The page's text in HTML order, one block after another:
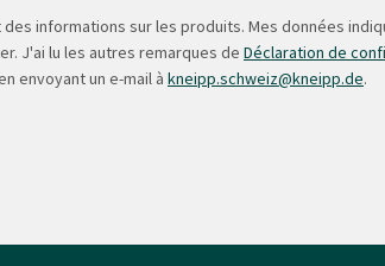
informations sur les produits. Mes données
J'ai lu les autres remarques de Déclaration de
envoyant un e-mail à kneipp.schweiz@kneipp.de.